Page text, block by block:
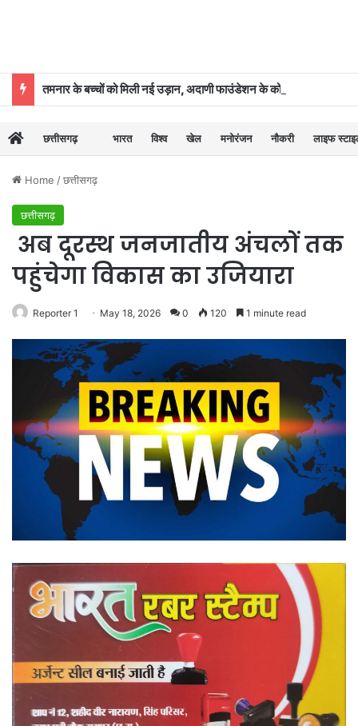
छत्तीसगढ़ भारत विश्व खेल मनोरंजन नौकरी लाइफ
Home /छत्तीसगढ़
छत्तीसगढ़
अब दूरस्थ जनजातीय अंचलों तक
पहुंचेगा विकास का उजियारा
Reporter 1 May 18, 2026 0 120 1 minute read